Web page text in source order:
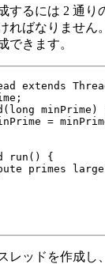
するには 2 通
ればなりませ
できます。
extends
minPrime)
=
run() {
primes
レッドを作成し